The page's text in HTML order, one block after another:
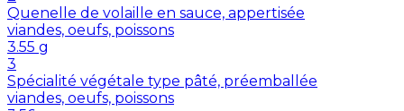
Quenelle de volaille en sauce, appertisée
viandes, oeufs, poissons
3.55 g
3
Spécialité végétale type pâté, préemballée
viandes, oeufs, poissons